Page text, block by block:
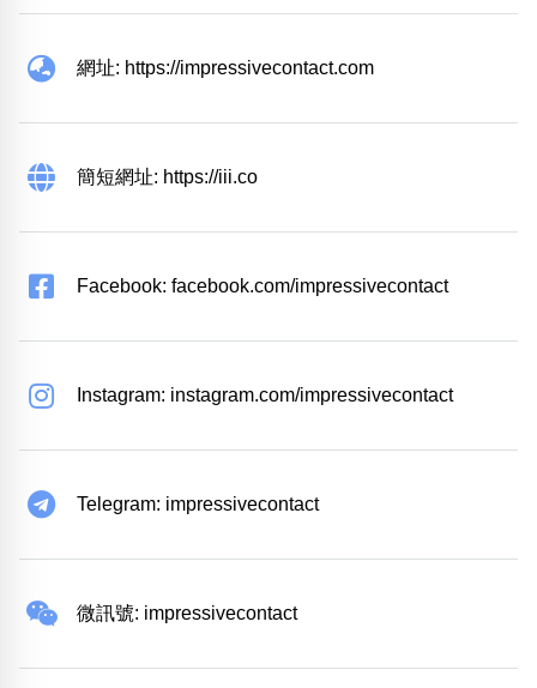
網址: https://impressivecontact.com
簡短網址: https://iii.co
Facebook: facebook.com/impressivecontact
Instagram: instagram.com/impressivecontact
Telegram: impressivecontact
微訊號: impressivecontact